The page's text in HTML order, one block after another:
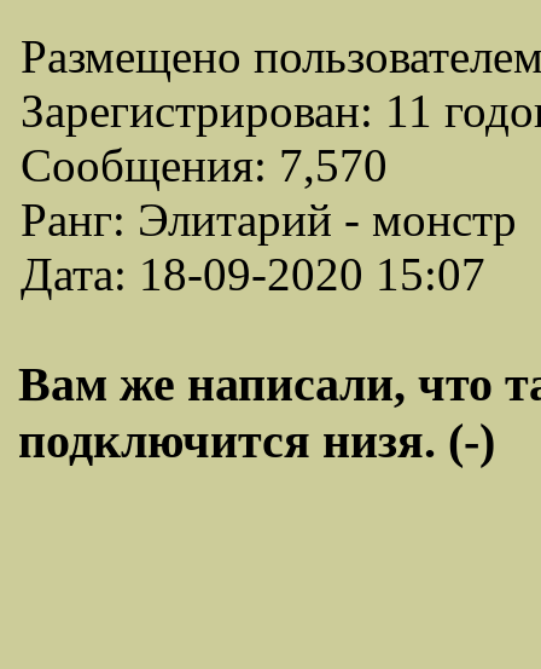
Размещено
Зарегистрирован: 11
Сообщения: 7,570
Ранг: Элитарий - монстр
Дата: 18-09-2020 15:07
Вам же написали, что
подключится низя. (-)